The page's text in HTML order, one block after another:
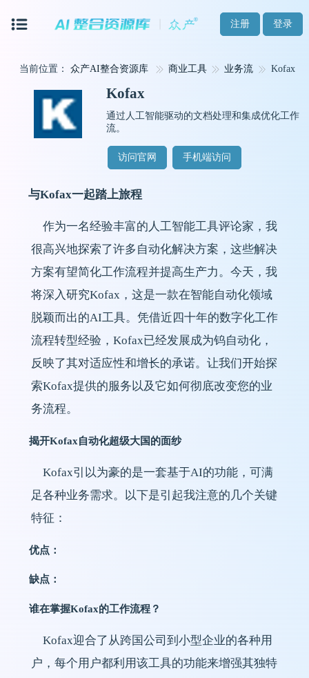
注册 登录
当前位置： 众产AI整合资源库 商业工具 业务流 Kofax
Kofax
通过人工智能驱动的文档处理和集成优化工作
流。
访问官网 手机端访问
与Kofax一起踏上旅程
作为一名经验丰富的人工智能工具评论家，我
很高兴地探索了许多自动化解决方案，这些解决
方案有望简化工作流程并提高生产力。今天，我
将深入研究Kofax，这是一款在智能自动化领域
脱颖而出的AI工具。凭借近四十年的数字化工作
流程转型经验，Kofax已经发展成为钨自动化，
反映了其对适应性和增长的承诺。让我们开始探
索Kofax提供的服务以及它如何彻底改变您的业
务流程。
揭开Kofax自动化超级大国的面纱
Kofax引以为豪的是一套基于AI的功能，可满
足各种业务需求。以下是引起我注意的几个关键
特征：
优点：
缺点：
谁在掌握Kofax的工作流程？
Kofax迎合了从跨国公司到小型企业的各种用
户，每个用户都利用该工具的功能来增强其独特